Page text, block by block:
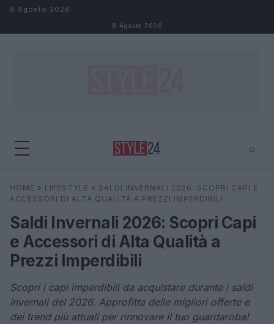
Salta al contenuto
8 Agosto 2026
8 Agosto 2026
⌕
Cerca ⌕ ×
HOME » LIFESTYLE » SALDI INVERNALI 2026: SCOPRI CAPI E
ACCESSORI DI ALTA QUALITÀ A PREZZI IMPERDIBILI
Saldi Invernali 2026: Scopri Capi
e Accessori di Alta Qualità a
Prezzi Imperdibili
Scopri i capi imperdibili da acquistare durante i saldi
invernali del 2026. Approfitta delle migliori offerte e
dei trend più attuali per rinnovare il tuo guardaroba!